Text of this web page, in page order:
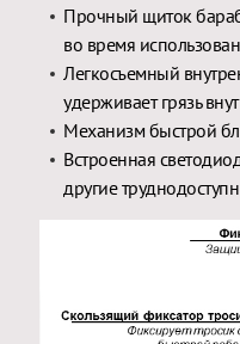
Прочный щиток
во время
Легкосъемный
удерживает грязь
Механизм быстрой
Встроенная
другие